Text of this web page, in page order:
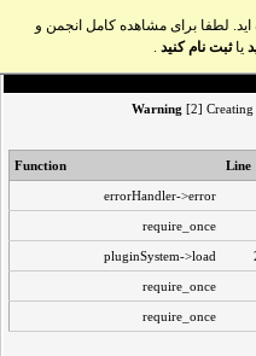
لطفا برای مشاهده کامل انجمن و
یاثبت نام کنید .
Warning [2]
Line
Function
errorHandler->error
require_once
pluginSystem->load
require_once
require_once